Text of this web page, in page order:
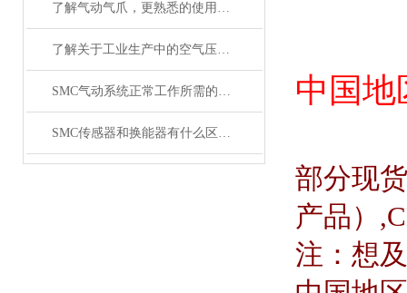
了解气动气爪，更熟悉的使用SMC齐气动气爪
了解关于工业生产中的空气压缩机应用
SMC气动系统正常工作所需的技术要求
SMC传感器和换能器有什么区别？
中国地
部分现
产品）
注：想